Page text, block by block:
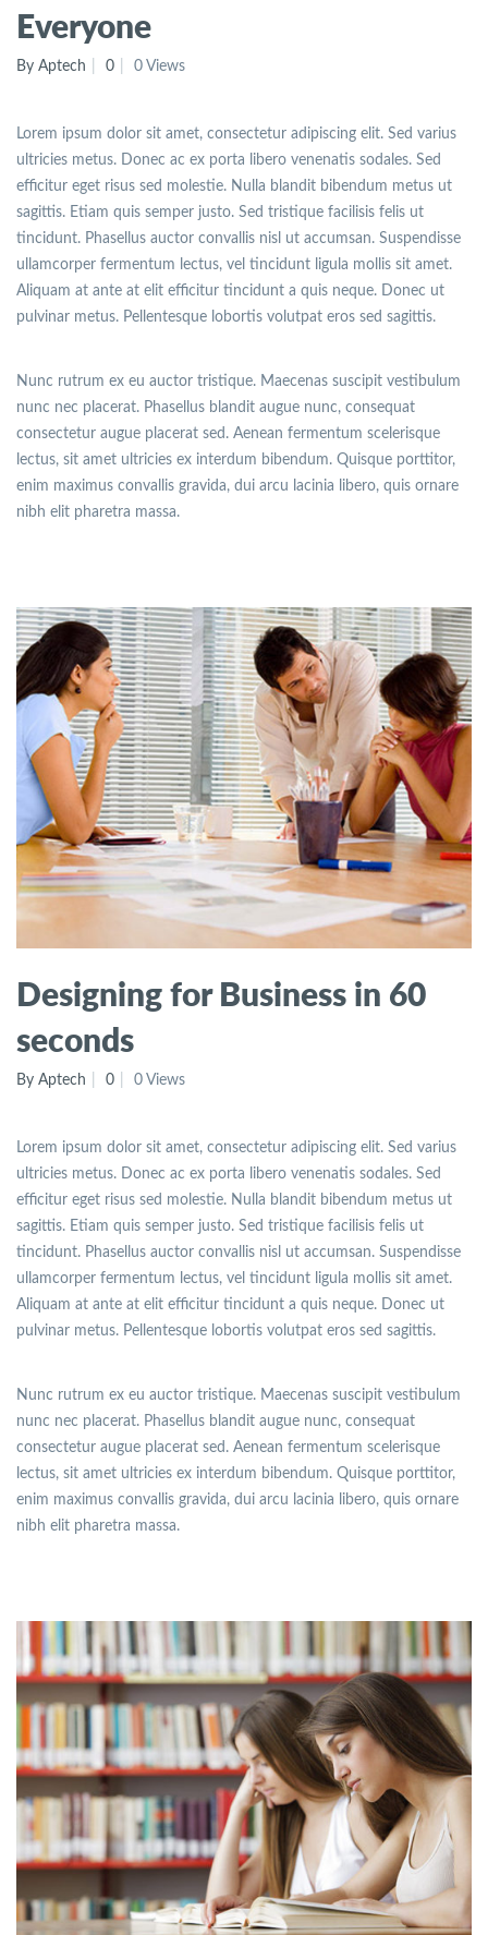
Everyone
By Aptech 0 0 Views
Lorem ipsum dolor sit amet, consectetur adipiscing elit. Sed varius
ultricies metus. Donec ac ex porta libero venenatis sodales. Sed
efficitur eget risus sed molestie. Nulla blandit bibendum metus ut
sagittis. Etiam quis semper justo. Sed tristique facilisis felis ut
tincidunt. Phasellus auctor convallis nisl ut accumsan. Suspendisse
ullamcorper fermentum lectus, vel tincidunt ligula mollis sit amet.
Aliquam at ante at elit efficitur tincidunt a quis neque. Donec ut
pulvinar metus. Pellentesque lobortis volutpat eros sed sagittis.
Nunc rutrum ex eu auctor tristique. Maecenas suscipit vestibulum
nunc nec placerat. Phasellus blandit augue nunc, consequat
consectetur augue placerat sed. Aenean fermentum scelerisque
lectus, sit amet ultricies ex interdum bibendum. Quisque porttitor,
enim maximus convallis gravida, dui arcu lacinia libero, quis ornare
nibh elit pharetra massa.
Designing for Business in 60
seconds
By Aptech 0 0 Views
Lorem ipsum dolor sit amet, consectetur adipiscing elit. Sed varius
ultricies metus. Donec ac ex porta libero venenatis sodales. Sed
efficitur eget risus sed molestie. Nulla blandit bibendum metus ut
sagittis. Etiam quis semper justo. Sed tristique facilisis felis ut
tincidunt. Phasellus auctor convallis nisl ut accumsan. Suspendisse
ullamcorper fermentum lectus, vel tincidunt ligula mollis sit amet.
Aliquam at ante at elit efficitur tincidunt a quis neque. Donec ut
pulvinar metus. Pellentesque lobortis volutpat eros sed sagittis.
Nunc rutrum ex eu auctor tristique. Maecenas suscipit vestibulum
nunc nec placerat. Phasellus blandit augue nunc, consequat
consectetur augue placerat sed. Aenean fermentum scelerisque
lectus, sit amet ultricies ex interdum bibendum. Quisque porttitor,
enim maximus convallis gravida, dui arcu lacinia libero, quis ornare
nibh elit pharetra massa.